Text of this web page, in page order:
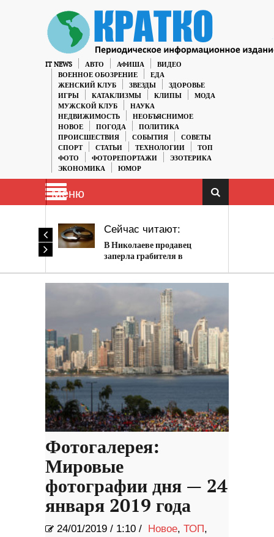
IT NEWS АВТО АФИША
ВИДЕО
ВОЕННОЕ ОБОЗРЕНИЕ
ЕДА
ЖЕНСКИЙ КЛУБ
ЗВЕЗДЫ
ЗДОРОВЬЕ
ИГРЫ
КАТАКЛИЗМЫ КЛИПЫ
МОДА
МУЖСКОЙ КЛУБ
НАУКА
НЕДВИЖИМОСТЬ
НЕОБЪЯСНИМОЕ
НОВОЕ
ПОГОДА
ПОЛИТИКА
ПРОИСШЕСТВИЯ
СОБЫТИЯ
СОВЕТЫ
СПОРТ
СТАТЬИ ТЕХНОЛОГИИ
ТОП
ФОТО
ФОТОРЕПОРТАЖИ
ЭЗОТЕРИКА
ЭКОНОМИКА
ЮМОР
Меню
Сейчас читают:
В Николаеве продавец
заперла грабителя в
Фотогалерея:
Мировые
фотографии дня — 24
января 2019 года
24/01/2019 / 1:10 / Новое, ТОП,